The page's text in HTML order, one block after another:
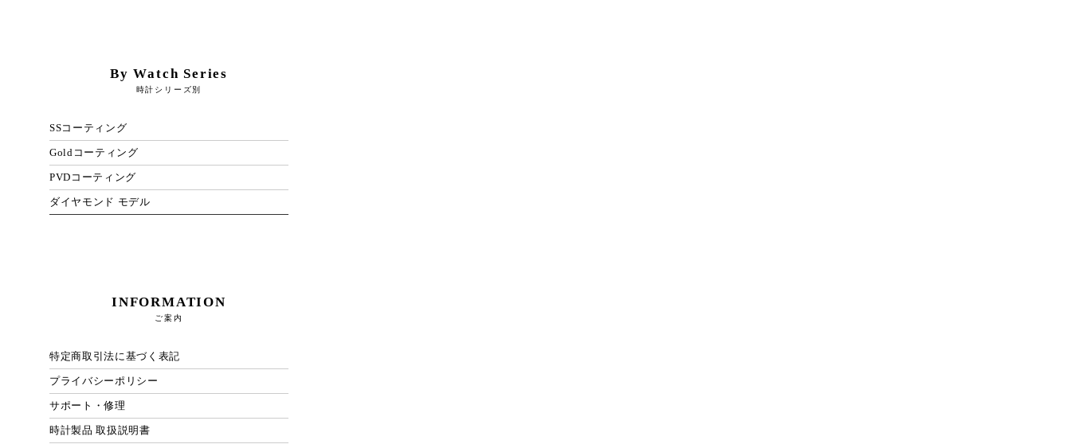
By Watch Series
時計シリーズ別
SSコーティング
Goldコーティング
PVDコーティング
ダイヤモンド モデル
INFORMATION
ご案内
特定商取引法に基づく表記
プライバシーポリシー
サポート・修理
時計製品 取扱説明書